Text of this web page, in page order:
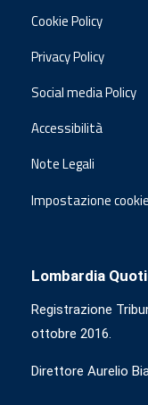
Cookie Policy
Privacy Policy
Social media Policy
Accessibilità
Note Legali
Impostazione cookie
Lombardia
Registrazione
ottobre 2016.
Direttore Aurelio